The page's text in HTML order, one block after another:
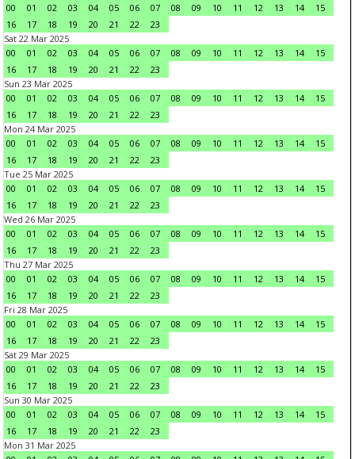
00
01 02 03 04 05 06 07 08 09 10 11 12 13 14
15
16
17 18 19 20 21 22
23
Sat 22 Mar 2025
00
01 02 03 04 05 06 07 08 09 10 11 12 13 14
15
16
17 18 19 20 21 22
23
Sun 23 Mar 2025
00
01 02 03 04 05 06 07 08 09 10 11 12 13 14
15
16
17 18 19 20 21 22
23
Mon 24 Mar 2025
00
01 02 03 04 05 06 07 08 09 10 11 12 13 14
15
16
17 18 19 20 21 22
23
Tue 25 Mar 2025
00
01 02 03 04 05 06 07 08 09 10 11 12 13 14
15
16
17 18 19 20 21 22
23
Wed 26 Mar 2025
00
01 02 03 04 05 06 07 08 09 10 11 12 13 14
15
16
17 18 19 20 21 22
23
Thu 27 Mar 2025
00
01 02 03 04 05 06 07 08 09 10 11 12 13 14
15
16
17 18 19 20 21 22
23
Fri 28 Mar 2025
00
01 02 03 04 05 06 07 08 09 10 11 12 13 14
15
16
17 18 19 20 21 22
23
Sat 29 Mar 2025
00
01 02 03 04 05 06 07 08 09 10 11 12 13 14
15
16
17 18 19 20 21 22
23
Sun 30 Mar 2025
00
01 02 03 04 05 06 07 08 09 10 11 12 13 14
15
16
17 18 19 20 21 22
23
Mon 31 Mar 2025